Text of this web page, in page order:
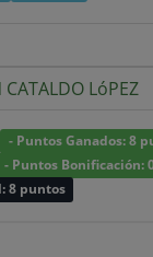
CATALDO LóPEZ
- Puntos Ganados: 8
- Puntos Bonificación:
8 puntos